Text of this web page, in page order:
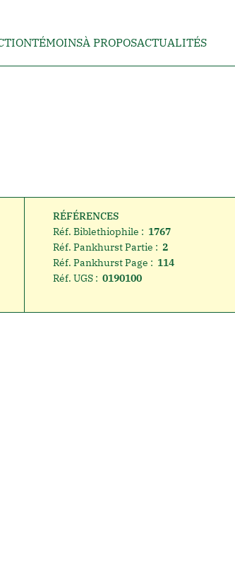
TÉMOINSÀ PROPOSACTUALITÉS
RÉFÉRENCES
Réf. Biblethiophile : 1767
Réf. Pankhurst Partie : 2
Réf. Pankhurst Page : 114
Réf. UGS : 0190100